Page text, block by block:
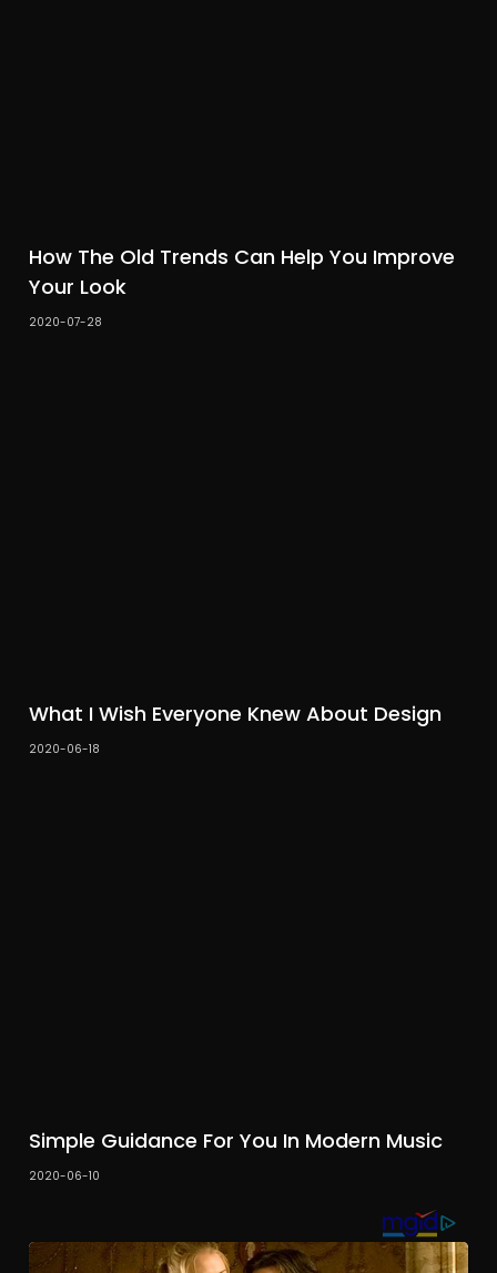
How The Old Trends Can Help You Improve
Your Look
2020-07-28
What I Wish Everyone Knew About Design
2020-06-18
Simple Guidance For You In Modern Music
2020-06-10